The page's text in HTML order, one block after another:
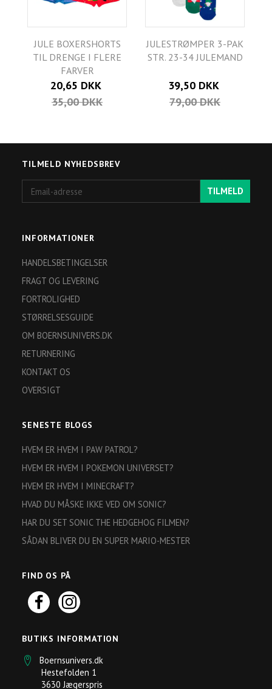
JULE BOXERSHORTS
TIL DRENGE I FLERE
FARVER
20,65 DKK
35,00 DKK
JULESTRØMPER 3-PAK
STR. 23-34 JULEMAND
39,50 DKK
79,00 DKK
TILMELD NYHEDSBREV
adresse
TILMELD
INFORMATIONER
HANDELSBETINGELSER
FRAGT OG LEVERING
FORTROLIGHED
STØRRELSESGUIDE
OM BOERNSUNIVERS.DK
RETURNERING
KONTAKT OS
OVERSIGT
SENESTE BLOGS
HVEM ER HVEM I PAW PATROL?
HVEM ER HVEM I POKEMON UNIVERSET?
HVEM ER HVEM I MINECRAFT?
HVAD DU MÅSKE IKKE VED OM SONIC?
HAR DU SET SONIC THE HEDGEHOG FILMEN?
SÅDAN BLIVER DU EN SUPER MARIO-MESTER
FIND OS PÅ
BUTIKS INFORMATION
Boernsunivers.dk
Hestefolden 1
3630 Jægerspris